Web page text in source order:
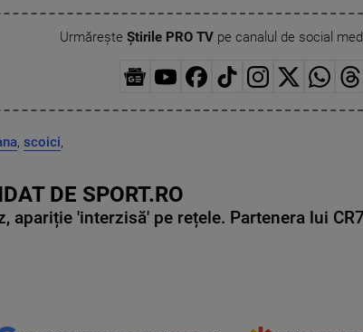
Urmărește Știrile PRO TVpe canalul de social
, scoici,
DE SPORT.RO
apariție 'interzisă' pe rețele. Partenera lui